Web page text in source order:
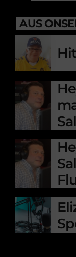
AUS